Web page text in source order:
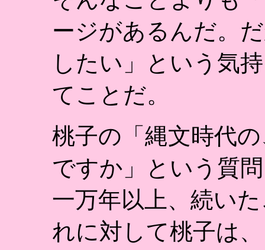
ージがあるんだ。
したい」という気
てことだ。
桃子の「縄文時代
ですか」という質
一万年以上、続い
れに対して桃子は